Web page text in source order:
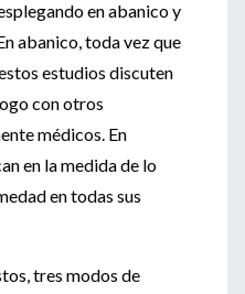
en abanico y
abanico, toda vez que
estudios discuten
con otros
médicos. En
en la medida de lo
en todas sus
tres modos de